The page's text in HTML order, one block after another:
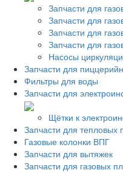
Запчасти для
Запчасти для
Запчасти для
Запчасти для
Насосы
Запчасти для
Фильтры для воды
Запчасти для
Щётки к
Запчасти для тепловых
Газовые колонки ВПГ
Запчасти для вытяжек
Запчасти для газовых